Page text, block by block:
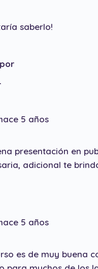
saberlo!
5 años
presentación en
adicional te
5 años
es de muy buena